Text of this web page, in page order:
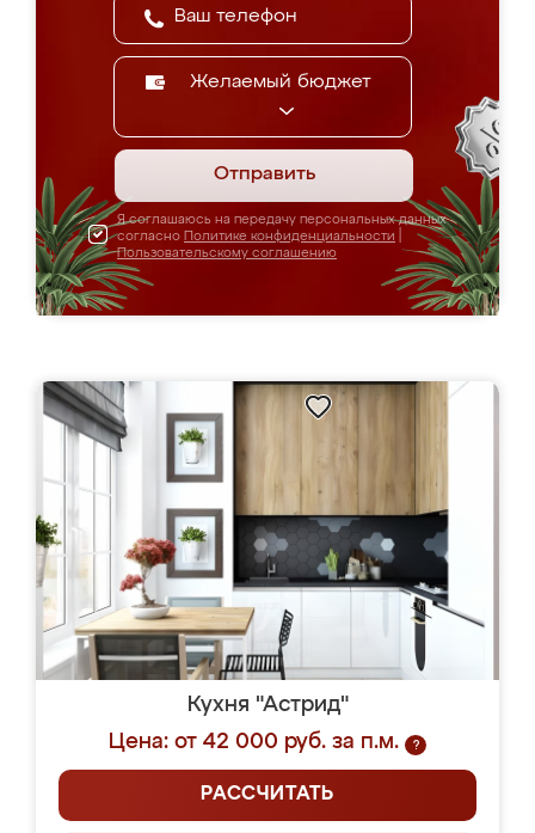
Желаемый бюджет
Отправить
Я соглашаюсь на передачу персональных данных
согласно Политике конфиденциальности
Пользовательскому соглашению
Кухня "Астрид"
Цена: от 42 000 руб. за п.м.
?
РАССЧИТАТЬ